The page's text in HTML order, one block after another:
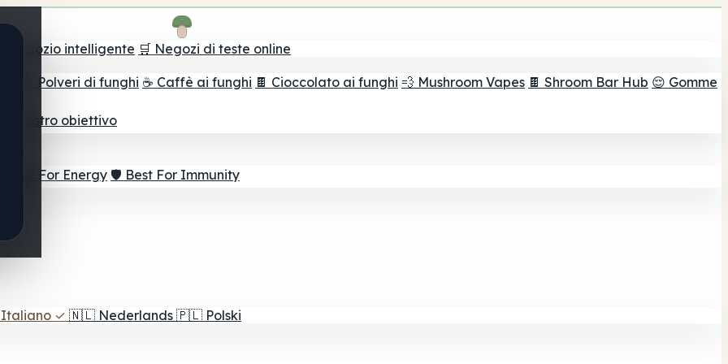
il negozio intelligente 🛒 Negozi di teste online
🫙 Polveri di funghi ☕ Caffè ai funghi 🍫 Cioccolato ai funghi 💨 Mushroom Vapes 🍫 Shroom Bar Hub 😌 Gomme
il vostro obiettivo
⚡ Best For Energy 🛡️ Best For Immunity
Italiano ✓ 🇳🇱 Nederlands 🇵🇱 Polski